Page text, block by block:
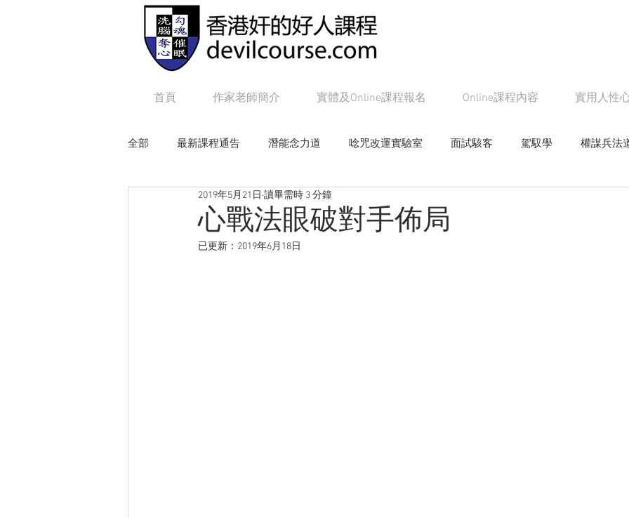
首頁 作家老師簡介 實體及Online課程報名 Online課程內容 實用人性
全部 最新課程通告 潛能念力道 唸咒改運實驗室 面試駭客 駕馭學 權謀兵法
毒辣NLP 追女帝皇學
心戰法眼破對手佈局
2019年5月21日 讀畢需時 3 分鐘
已更新： 2019年6月18日